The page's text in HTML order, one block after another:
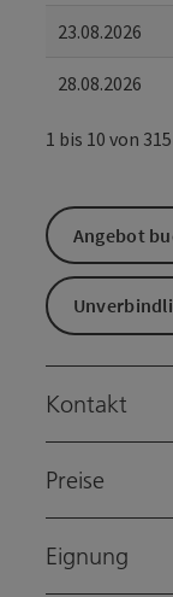
23.08.2026
28.08.2026
1 bis 10 von
Angebot
Kontakt
Preise
Eignung